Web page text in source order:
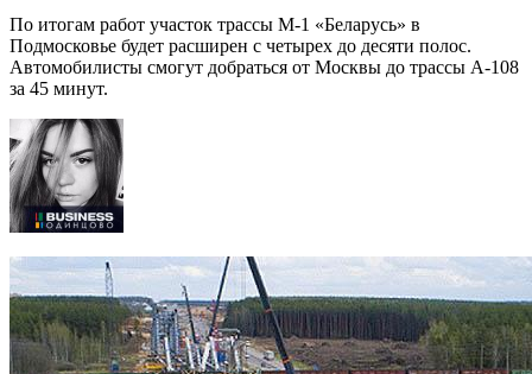
По итогам работ участок трассы М-1 «Беларусь» в
Подмосковье будет расширен с четырех до десяти полос.
Автомобилисты смогут добраться от Москвы до трассы А-108
за 45 минут.